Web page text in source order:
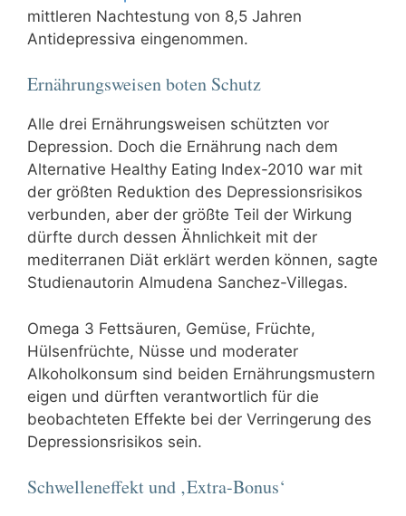
mittleren Nachtestung von 8,5 Jahren
Antidepressiva eingenommen.
Ernährungsweisen boten Schutz
Alle drei Ernährungsweisen schützten vor
Depression. Doch die Ernährung nach dem
Alternative Healthy Eating Index-2010 war mit
der größten Reduktion des Depressionsrisikos
verbunden, aber der größte Teil der Wirkung
dürfte durch dessen Ähnlichkeit mit der
mediterranen Diät erklärt werden können, sagte
Studienautorin Almudena Sanchez-Villegas.
Omega 3 Fettsäuren, Gemüse, Früchte,
Hülsenfrüchte, Nüsse und moderater
Alkoholkonsum sind beiden Ernährungsmustern
eigen und dürften verantwortlich für die
beobachteten Effekte bei der Verringerung des
Depressionsrisikos sein.
Schwelleneffekt und ‚Extra-Bonus‘